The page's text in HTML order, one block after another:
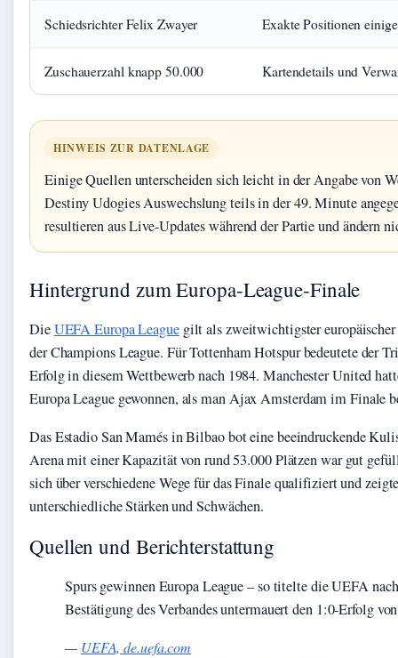
Schiedsrichter Felix Zwayer Exakte Positionen
Zuschauerzahl knapp 50.000 Kartendetails und
HINWEIS ZUR DATENLAGE
Einige Quellen unterscheiden sich leicht in der Angabe von
Destiny Udogies Auswechslung teils in der 49. Minute
resultieren aus Live-Updates während der Partie und ändern
Hintergrund zum Europa-League-Finale
DieUEFA Europa Leaguegilt als zweitwichtigster europäischer
der Champions League. Für Tottenham Hotspur bedeutete der
Erfolg in diesem Wettbewerb nach 1984. Manchester United
Europa League gewonnen, als man Ajax Amsterdam im Finale
Das Estadio San Mamés in Bilbao bot eine beeindruckende
Arena mit einer Kapazität von rund 53.000 Plätzen war gut
sich über verschiedene Wege für das Finale qualifiziert und
unterschiedliche Stärken und Schwächen.
Quellen und Berichterstattung
Spurs gewinnen Europa League – so titelte die UEFA
Bestätigung des Verbandes untermauert den 1:0-Erfolg
—UEFA, de.uefa.com